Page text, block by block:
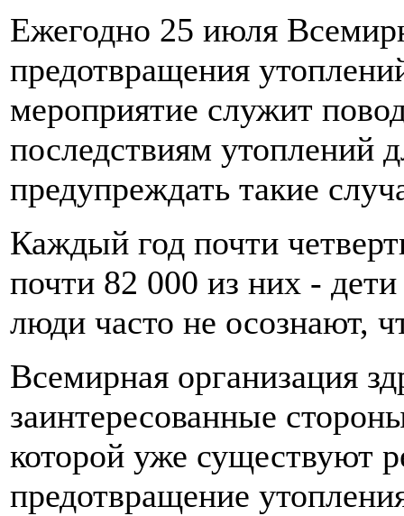
Ежегодно 25 июля
предотвращения
мероприятие служит
последствиям утоплений
предупреждать такие
Каждый год почти
почти 82 000 из них -
люди часто не осознают,
Всемирная организация
заинтересованные
которой уже существуют
предотвращение